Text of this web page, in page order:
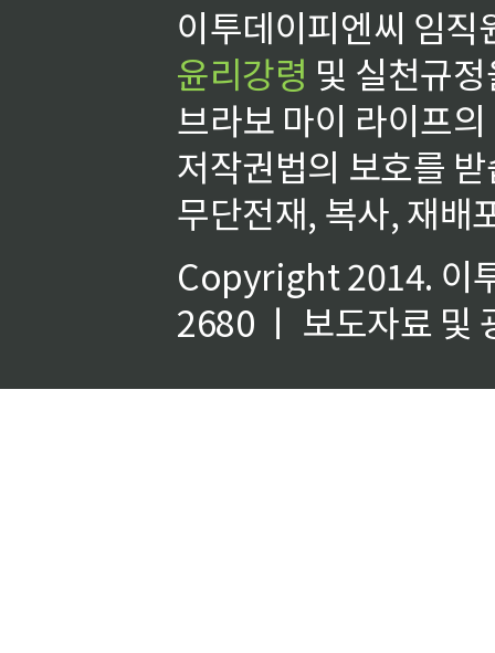
이투데이피엔씨 임
윤리강령 및 실천규
브라보 마이 라이프
저작권법의 보호를
무단전재, 복사, 재배
Copyright 2014. 이
2680 ㅣ 보도자료